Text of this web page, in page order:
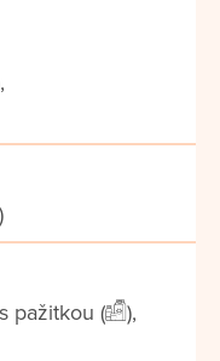
)
pažitkou (
),